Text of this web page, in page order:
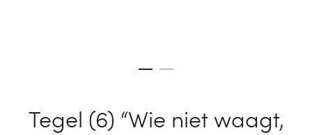
Tegel (6) “Wie niet waagt,